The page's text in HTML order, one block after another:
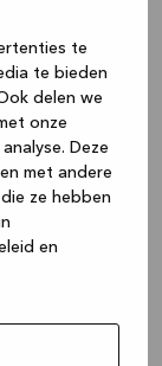
te
te bieden
delen we
onze
Deze
met andere
ze hebben
en
for more